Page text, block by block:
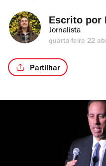
Escrito por
Jornalista
quarta-feira 22
Partilhar